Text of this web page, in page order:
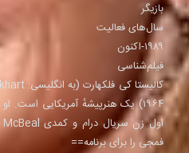
بازیگر
سال‌های فعالیت
۱۹۸۹-اکنون
فیلم‌شناسی
فمجی را برای برنامه==